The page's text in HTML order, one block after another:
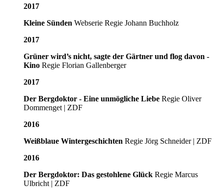
2017
Kleine Sünden Webserie Regie Johann Buchholz
2017
Grüner wird’s nicht, sagte der Gärtner und flog davon -
Kino Regie Florian Gallenberger
2017
Der Bergdoktor - Eine unmögliche Liebe Regie Oliver
Dommenget | ZDF
2016
Weißblaue Wintergeschichten Regie Jörg Schneider | ZDF
2016
Der Bergdoktor: Das gestohlene Glück Regie Marcus
Ulbricht | ZDF